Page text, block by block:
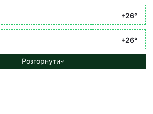
+26°
+26°
Розгорнути